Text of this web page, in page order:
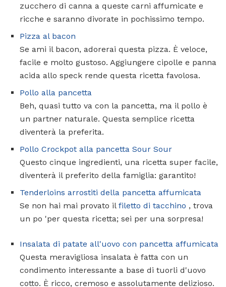
zucchero di canna a queste carni affumicate e
ricche e saranno divorate in pochissimo tempo.
Pizza al bacon
Se ami il bacon, adorerai questa pizza. È veloce,
facile e molto gustoso. Aggiungere cipolle e panna
acida allo speck rende questa ricetta favolosa.
Pollo alla pancetta
Beh, quasi tutto va con la pancetta, ma il pollo è
un partner naturale. Questa semplice ricetta
diventerà la preferita.
Pollo Crockpot alla pancetta Sour Sour
Questo cinque ingredienti, una ricetta super facile,
diventerà il preferito della famiglia: garantito!
Tenderloins arrostiti della pancetta affumicata
Se non hai mai provato il filetto di tacchino , trova
un po 'per questa ricetta; sei per una sorpresa!
Insalata di patate all'uovo con pancetta affumicata
Questa meravigliosa insalata è fatta con un
condimento interessante a base di tuorli d'uovo
cotto. È ricco, cremoso e assolutamente delizioso.